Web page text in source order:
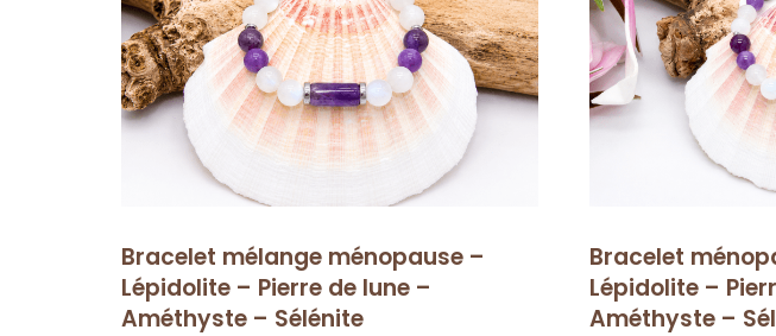
Bracelet mélange ménopause –
Lépidolite – Pierre de lune –
Améthyste – Sélénite
Bracelet
Lépidolite –
Améthyste –